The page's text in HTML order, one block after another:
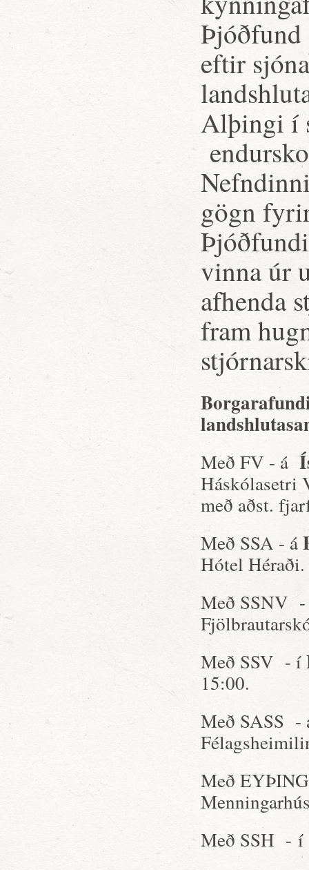
Þjóðfund
eftir
Alþingi í
gögn
vinna úr
afhenda
fram
Með FV - á
Háskólasetri
með aðst.
Með SSA - á
Hótel Héraði.
Með SSNV
Með SSV - í
15:00.
Með SASS -
Með
Með SSH -